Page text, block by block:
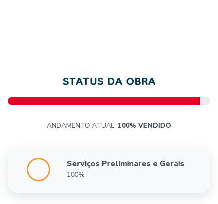
STATUS DA OBRA
ANDAMENTO ATUAL: 100% VENDIDO
Serviços Preliminares e Gerais
100%